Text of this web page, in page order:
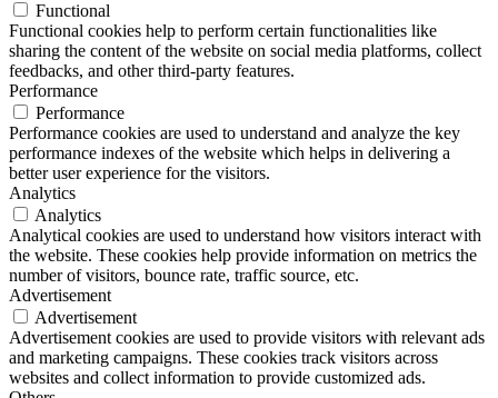
Functional
Functional cookies help to perform certain functionalities like
sharing the content of the website on social media platforms, collect
feedbacks, and other third-party features.
Performance
Performance
Performance cookies are used to understand and analyze the key
performance indexes of the website which helps in delivering a
better user experience for the visitors.
Analytics
Analytics
Analytical cookies are used to understand how visitors interact with
the website. These cookies help provide information on metrics the
number of visitors, bounce rate, traffic source, etc.
Advertisement
Advertisement
Advertisement cookies are used to provide visitors with relevant ads
and marketing campaigns. These cookies track visitors across
websites and collect information to provide customized ads.